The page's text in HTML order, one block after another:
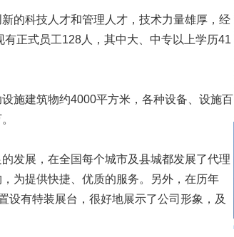
科技人才和管理人才，技术力量雄厚，经
正式员工128人，其中大、中专以上学历41
建筑物约4000平方米，各种设备、设施百
展，在全国每个城市及县城都发展了代理
为提供快捷、优质的服务。另外，在历年
设有特装展台，很好地展示了公司形象，及